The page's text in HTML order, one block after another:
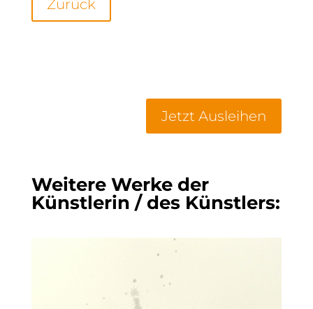
Zurück
Jetzt Ausleihen
Weitere Werke der
Künstlerin / des Künstlers: